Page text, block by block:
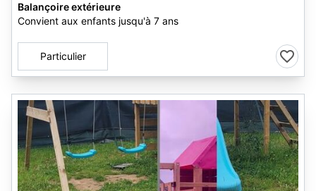
Balançoire extérieure
Convient aux enfants jusqu'à 7 ans
Particulier